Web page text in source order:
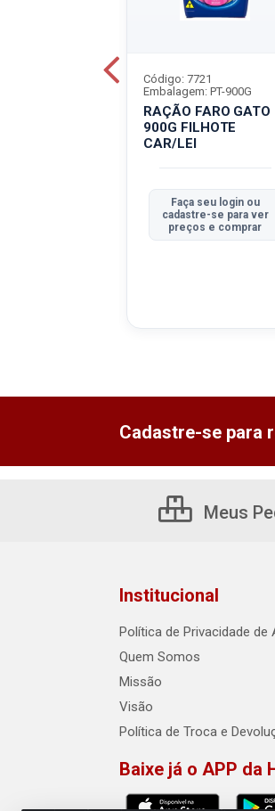
RAÇÃO FARO GATO
900G FILHOTE
CAR/LEI
Código: 7721
Embalagem: PT-900G
Faça seu login ou
cadastre-se para ver
preços e comprar
Cadastre-se para
Meus
Institucional
Política de Privacidade de
Quem Somos
Missão
Visão
Política de Troca e
Baixe já o APP da